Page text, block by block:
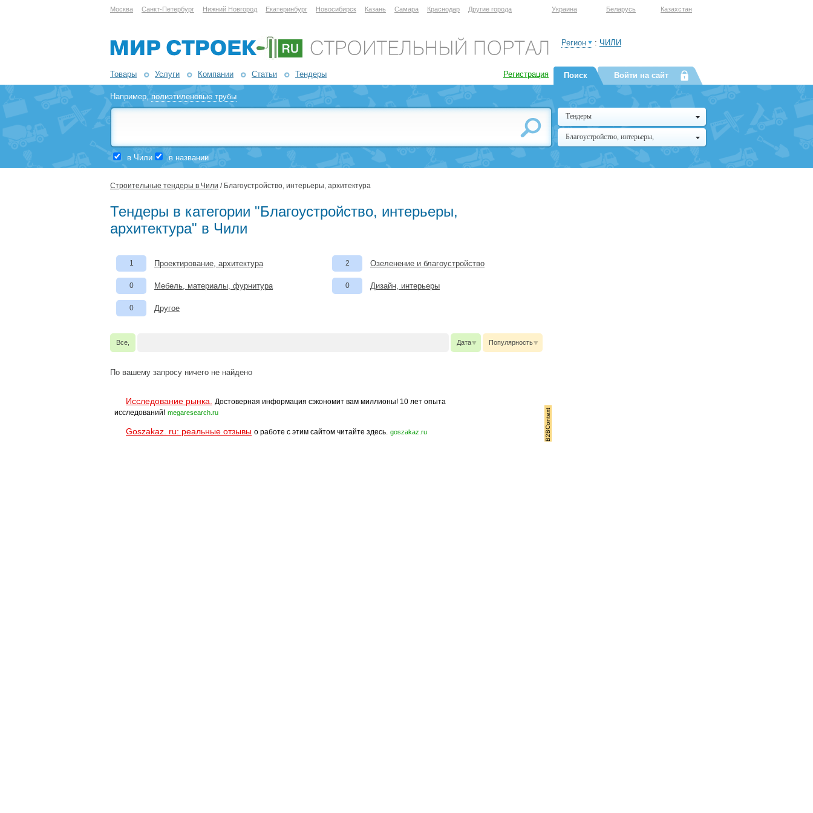
Москва Санкт-Петербург Нижний Новгород Екатеринбург Новосибирск Казань Самара Краснодар Другие города Украина Беларусь Казахстан
Товары Услуги Компании Статьи Тендеры Регистрация
Регион : ЧИЛИ
Например,полиэтиленовые трубы
в Чили в названии
Поиск Войти на сайт
Тендеры
Благоустройство, интерьеры,
архитектура
Строительные тендеры в Чили / Благоустройство, интерьеры, архитектура
Тендеры в категории "Благоустройство, интерьеры,
архитектура" в Чили
1 Проектирование, архитектура 2 Озеленение и благоустройство
0 Мебель, материалы, фурнитура 0 Дизайн, интерьеры
0 Другое
Все, Дата Популярность
По вашему запросу ничего не найдено
Исследование рынка.
Достоверная информация сэкономит вам миллионы! 10 лет опыта
исследований! megaresearch.ru
Goszakaz. ru: реальные отзывы о работе с этим сайтом читайте здесь. goszakaz.ru